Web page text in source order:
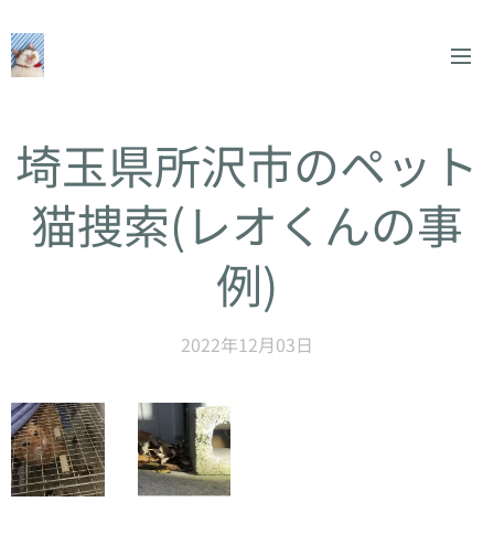
埼玉県所沢市のペット
猫捜索(レオくんの事
例)
2022年12月03日